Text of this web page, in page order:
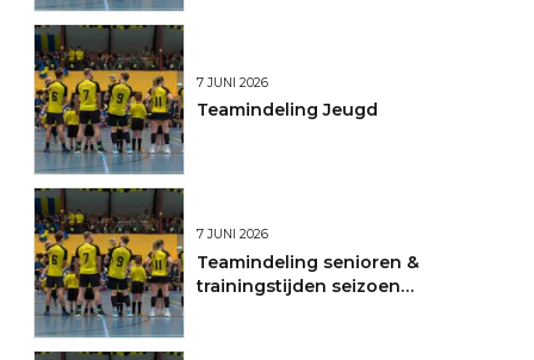
7 JUNI 2026
Teamindeling Jeugd
7 JUNI 2026
Teamindeling senioren &
trainingstijden seizoen